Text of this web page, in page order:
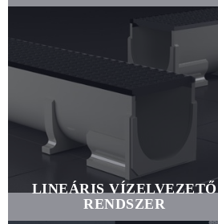
LINEÁRIS VÍZELVEZETŐ
RENDSZER